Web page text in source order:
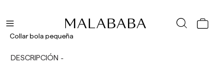
Collar bola pequeña
DESCRIPCIÓN
Canarias, Ceuta y Melilla: 7-10 días laborables.
Excepto pre-orders.
Envíos a Europa: 3-5 días laborables. Excepto
pre-orders.